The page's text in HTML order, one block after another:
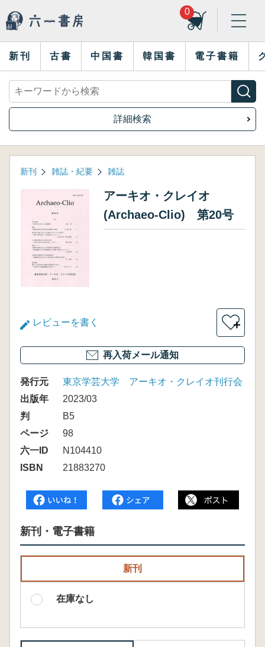
0
新刊 古書 中国書 韓国書 電子書籍
詳細検索
新刊 雑誌・紀要 雑誌
アーキオ・クレイオ
(Archaeo-Clio) 第20号
レビューを書く ＋
再入荷メール通知
発行元
東京学芸大学 アーキオ・クレイオ刊行会
出版年
2023/03
判
B5
ページ
98
六一ID
N104410
ISBN
21883270
新刊・電子書籍
新刊
在庫なし